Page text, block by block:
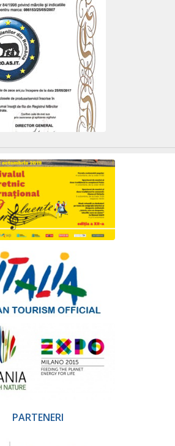
PARTENERI